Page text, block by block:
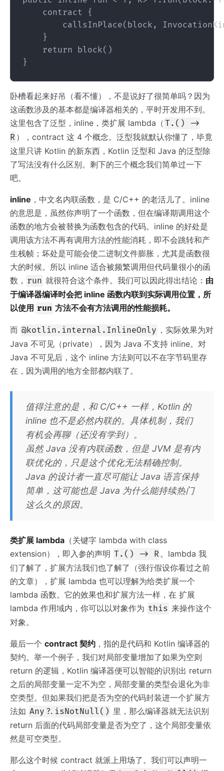
    contract {
callsInPlace(block,
    }
    return block()
卧槽看起来好吊（看不懂），不是说好了很简单吗？因为
这函数涉及的基本都是编译器相关的，平时开发用不到。
这里包含了泛型，inline，类扩展 lambda（ T.() ->
R ），contract 这 4 个概念。泛型我就默认你懂了，毕竟
这里只讲 Kotlin 的新东西，Kotlin 泛型和 Java 的泛型除
了写法没有什么区别。剩下的三个概念我们简单过一下
吧。
inline ，中文名内联函数，是 C/C++ 的老活儿了。inline
的意思是，虽然你声明了一个函数，但在编译期调用这个
函数的地方会被替换为函数包含的代码。inline 的好处是
调用该方法不再有调用方法的性能消耗，即不会跳转和产
生栈帧；坏处是可能会使二进制文件膨胀，尤其是函数很
大的时候。所以 inline 适合被频繁调用但代码量很小的函
数， run 就很符合这个条件。我们可以因此得出结论： 由
于编译器编译时会把 inline 函数内联到实际调用位置，所
以使用 run 方法不会有方法调用的性能损耗。
而 @kotlin.internal.InlineOnly ，实际效果为对
Java 不可见（private），因为 Java 不支持 inline。对
Java 不可见后，这个 inline 方法则可以不在字节码里存
在，因为调用的地方全部都内联了。
值得注意的是，和 C/C++ 一样，Kotlin 的
inline 也不是必然内联的。具体机制，我们
有机会再聊（还没有学到）。
虽然 Java 没有内联函数，但是 JVM 是有内
联优化的，只是这个优化无法精确控制。
Java 的设计者一直尽可能让 Java 语言保持
简单，这可能也是 Java 为什么能持续热门
这么久的原因。
类扩展 lambda （关键字 lambda with class
extension），即入参的声明 T.() -> R。lambda 我
们了解了，扩展方法我们也了解了（强行假设你看过之前
的文章），扩展 lambda 也可以理解为给类扩展一个
lambda 函数。它的效果也和扩展方法一样，在 扩展
lambda 作用域内，你可以以对象作为 this 来操作这个
对象。
最后一个 contract 契约 ，指的是代码和 Kotlin 编译器的
契约。举一个例子，我们对局部变量增加了如果为空则
return 的逻辑，Kotlin 编译器便可以智能的识别出 return
之后的局部变量一定不为空，局部变量的类型会退化为非
空类型。但如果我们把是否为空的代码封装进一个扩展方
法如 Any?.isNotNull() 里，那么编译器就无法识别
return 后面的代码局部变量是否为空了，这个局部变量依
然是可空类型。
那么这个时候 contract 就派上用场了。我们可以声明一